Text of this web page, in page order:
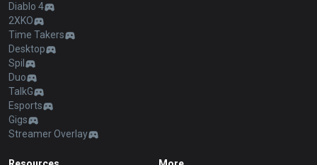
Diablo 4
2XKO
Time Takers
Desktop
Spil
Duo
TalkG
Esports
Gigs
Streamer Overlay